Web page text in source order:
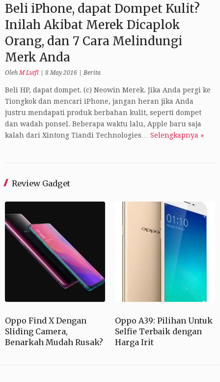
Beli iPhone, dapat Dompet Kulit?
Inilah Akibat Merek Dicaplok
Orang, dan 7 Cara Melindungi
Merk Anda
Oleh M Lutfi 8 May 2016 Berita
Beli HP, dapat dompet. (c) Neowin Merek. Jika Anda pergi ke
Tiongkok dan mencari iPhone, jangan heran jika Anda
justru mendapati produk berbahan kulit, seperti dompet
dan wadah ponsel. Beberapa waktu lalu, Apple baru saja
kalah dari Xintong Tiandi Technologies… Selengkapnya »
Review Gadget
Oppo Find X Dengan
Sliding Camera,
Benarkah Mudah Rusak?
Oppo A39: Pilihan Untuk
Selfie Terbaik dengan
Harga Irit